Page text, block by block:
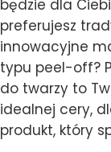
będzie dla
preferujesz
innowacyjne
typu peel-off?
do twarzy to
idealnej cery,
produkt, który